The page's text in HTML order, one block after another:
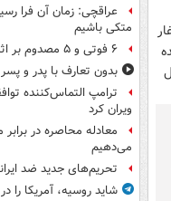
عراقچی: زمان آن فرا
متکی باشیم
۶ فوتی و ۵ مصدوم بر اثر تصادف زنجیره‌ای
بدون تعارف با پدر و
ترامپ التماس‌کننده
ویران کرد
معادله محاصره در برابر
می‌دهیم
تحریم‌های جدید ضد
شاید روسیه، آمریکا را